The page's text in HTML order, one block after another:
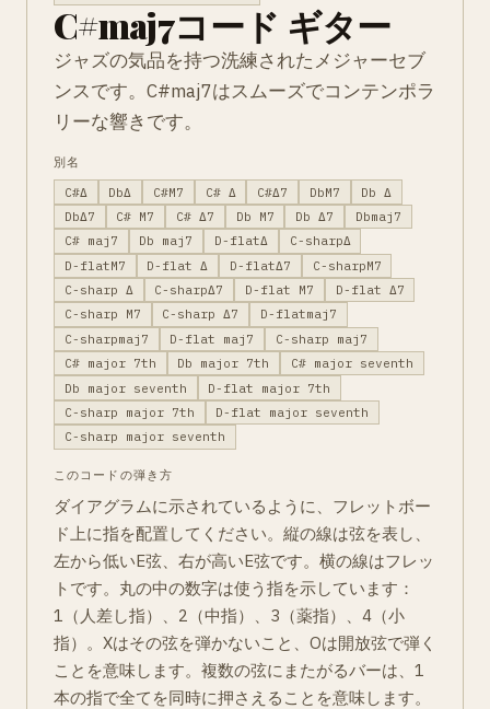
C#maj7コード ギター
ジャズの気品を持つ洗練されたメジャーセブ
ンスです。C#maj7はスムーズでコンテンポラ
リーな響きです。
別名
C#Δ
DbΔ C#M7 C# Δ C#Δ7 DbM7
Db Δ
DbΔ7
C# M7 C# Δ7 Db M7 Db Δ7
Dbmaj7
C# maj7
Db maj7 D-flatΔ
C-sharpΔ
D-flatM7
D-flat Δ D-flatΔ7
C-sharpM7
C-sharp Δ
C-sharpΔ7 D-flat M7
D-flat Δ7
C-sharp M7
C-sharp Δ7
D-flatmaj7
C-sharpmaj7
D-flat maj7
C-sharp maj7
C# major 7th
Db major 7th
C# major seventh
Db major seventh
D-flat major 7th
C-sharp major 7th
D-flat major seventh
C-sharp major seventh
このコードの弾き方
ダイアグラムに示されているように、フレットボー
ド上に指を配置してください。縦の線は弦を表し、
左から低いE弦、右が高いE弦です。横の線はフレッ
トです。丸の中の数字は使う指を示しています：
1（人差し指）、2（中指）、3（薬指）、4（小
指）。Xはその弦を弾かないこと、Oは開放弦で弾く
ことを意味します。複数の弦にまたがるバーは、1
本の指で全てを同時に押さえることを意味します。